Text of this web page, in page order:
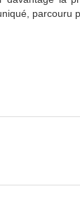
parcouru